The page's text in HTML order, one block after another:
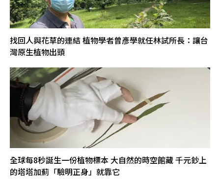
找回人與花草的連結 植物學者曾彥學就任林試所長：讓台
灣原生植物出頭
全球每8秒誕生一份植物標本 大自然的時空館藏 千元鈔上
的塔塔加薊「驗明正身」就靠它